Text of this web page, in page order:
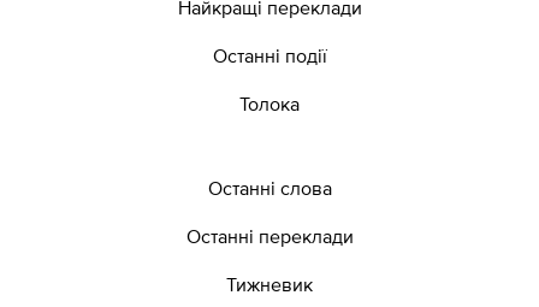
Найкращі переклади
Останні події
Толока
Останні слова
Останні переклади
Тижневик